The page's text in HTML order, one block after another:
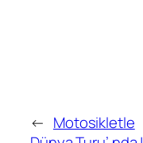
← Motosikletle